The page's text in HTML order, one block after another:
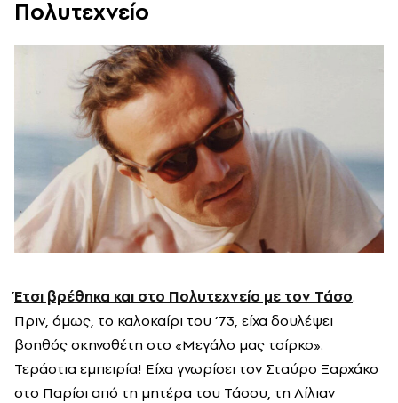
Πολυτεχνείο
Έτσι βρέθηκα και στο Πολυτεχνείο με τον Τάσο.
Πριν, όμως, το καλοκαίρι του ’73, είχα δουλέψει
βοηθός σκηνοθέτη στο «Μεγάλο μας τσίρκο».
Τεράστια εμπειρία! Είχα γνωρίσει τον Σταύρο Ξαρχάκο
στο Παρίσι από τη μητέρα του Τάσου, τη Λίλιαν